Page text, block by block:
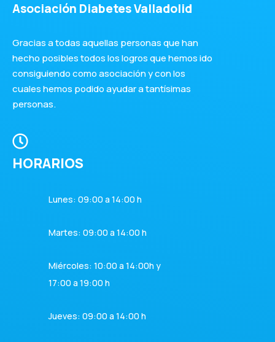
Asociación Diabetes Valladolid
Gracias a todas aquellas personas que han
hecho posibles todos los logros que hemos ido
consiguiendo como asociación y con los
cuales hemos podido ayudar a tantísimas
personas.
HORARIOS
Lunes: 09:00 a 14:00 h
Martes: 09:00 a 14:00 h
Miércoles: 10:00 a 14:00h y
17:00 a 19:00 h
Jueves: 09:00 a 14:00 h